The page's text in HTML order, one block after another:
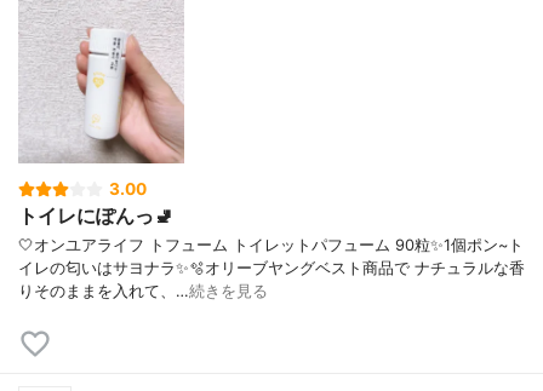
3.00
トイレにぽんっ🚽
🤍オンユアライフ トフューム トイレットパフューム 90粒✨1個ポン~ト
イレの匂いはサヨナラ✨🫧オリーブヤングベスト商品で ナチュラルな香
りそのままを入れて、…続きを見る